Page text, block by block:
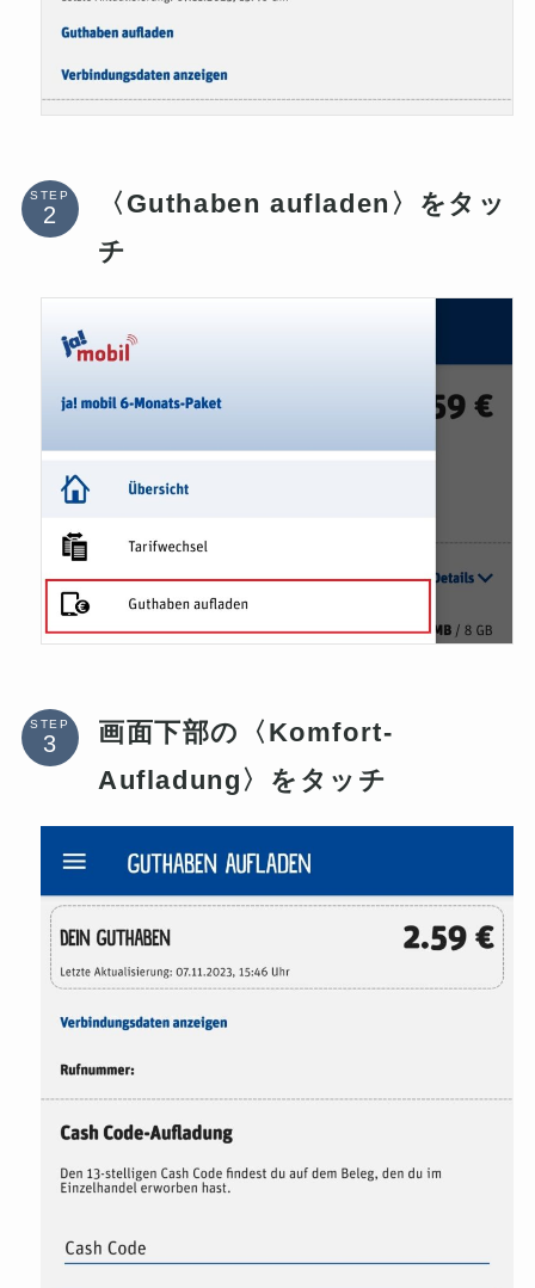
STEP
〈Guthaben aufladen〉をタッ
チ
STEP
画面下部の〈Komfort-
Aufladung〉をタッチ